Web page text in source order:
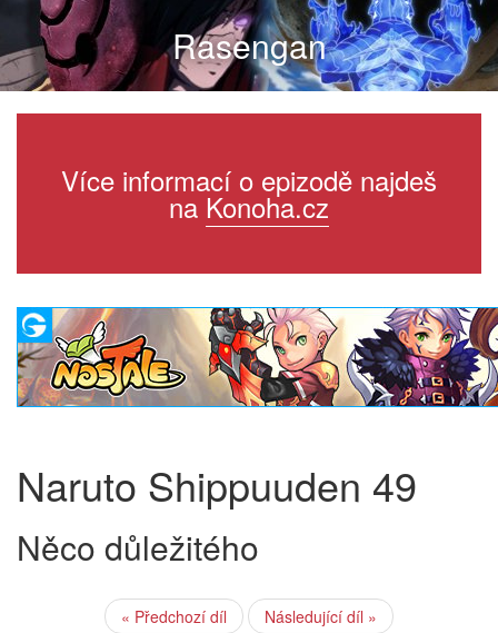
Rasengan
Více informací o epizodě najdeš
na Konoha.cz
Naruto Shippuuden 49
Něco důležitého
« Předchozí díl Následující díl »